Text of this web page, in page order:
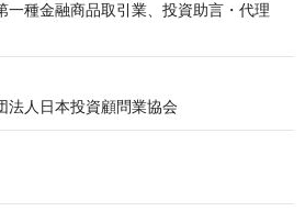
一種金融商品取引業、投資助言・代理
法人日本投資顧問業協会